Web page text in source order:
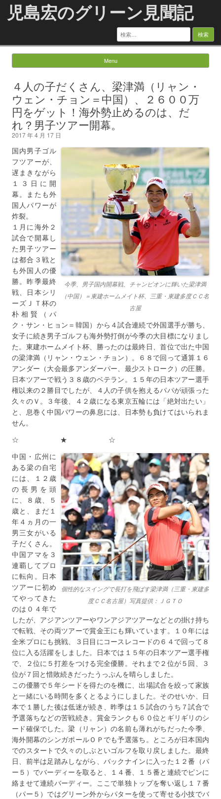
児島宏のグリーン見聞記
検
索:
Menu
４人の子だくさん、梁津満（リャン・
ウェン・チョン＝中国）、２６００万
円をゲット！海外勢止めるのは、だ
れ？男子ツアー開幕。
2017 年 4 月 17 日
今季、男子国内開幕戦、チャンピオンに輝いた梁津満
（中国）＝東建ホームメイト杯、三重・東建多度ＣＣ名
古屋
国内男子ゴル
フツアーが、
遅まきながら
１３日に開
幕。またも外
国人パワーが
炸裂。
１月に海外２
試合で開幕し
た男子ツアー
は都合３戦と
も外国人の優
勝。昨季最終
戦、日本シリ
ーズＪＴ杯の
朴相賢（パ
ク・サン・ヒョン＝韓国）から４試合連続で外国選手が勝ち、
女子に続き男子ゴルフも海外勢打倒が今季の大目標になりまし
た。東建ホームメイト杯、勝ったのは最終日、首位で出た中国
の梁津満（リャン・ウェン・チョン）。６８で回って通算１６
アンダー（大会最多アンダーパー、最少ストローク）の圧勝。
日本ツアーで戦う３８歳のベテラン。１５年の日本ツアー選手
権以来の２勝目でしたが、４人の子供を抱えるパパが頑張った
久々のＶ。３年後、４２歳になる東京五輪には「絶対出たい」
と、息巻く中国パワーの鼻息には、日本勢も負けてはいられま
せん。
☆ ★ ☆
個性的なスイングで長打を飛ばす梁津満（三重・東建多
度ＣＣ名古屋）写真提供：ＪＧＴＯ
中国・広州に
ある梁の自宅
には、１２歳
の長男を頭
に、８歳、５
歳と、まだ１
年４ヵ月の一
男三女がいる
子だくさん。
中国アマを３
連覇してプロ
に転向。日本
ツアーに初め
てやってきた
のは０４年で
したが、アジアンツアーやワンアジアツアーなどとの掛け持ち
で転戦、その両ツアーで賞金王にも輝いています。１０年には
全米プロにも挑戦、３日目にコースレコードの６４で回って８
位に入る活躍をしました。日本では１５年の日本ツアー選手権
で、２位に５打差をつける完全優勝。それまで２位が５回、３
位が７回と惜敗続きだったうっぷんを晴らしました。
この優勝で５年シードを得たのを機に、出場試合を絞って家族
と一緒にいる時間を多くとるようにしました。そのせいか、日
本で１勝した後は低迷が続き、昨季は１５試合のうち７試合で
予選落ちなどの苦戦続き。賞金ランクも６０位とギリギリのシ
ード確保でした。梁（リャン）の名前も薄れがちだった今季、
海外開幕のシンガポールＯＰでも予選落ち。ところが日本国内
でのスタートで久々のしぶといゴルフを取り戻しました。最終
日、前半は足踏みしながら、バックナインに入った１２番（パ
ー５）でバーディーを取ると、１４番、１５番と連続でピンに
絡ませて連続バーディー。ここで単独トップを奪い返し１７番
（パー５）ではグリーン外からパターを使って寄せる小技でバ